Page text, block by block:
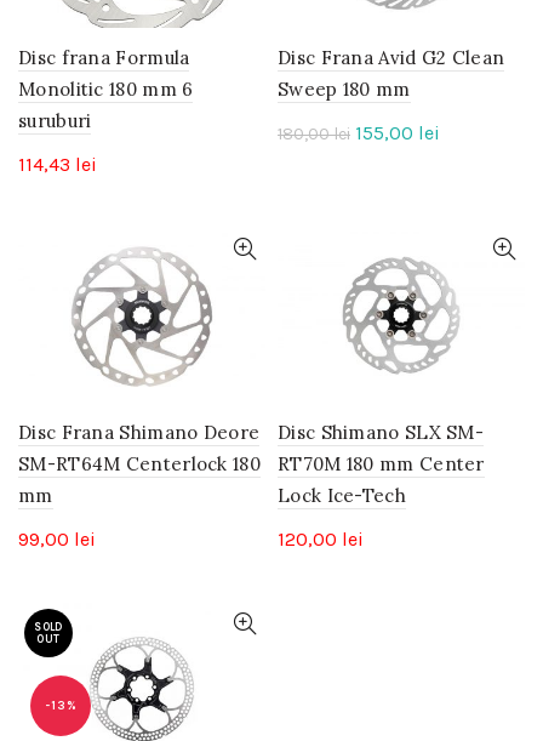
Disc frana Formula
Monolitic 180 mm 6
suruburi
114,43 lei
Disc Frana Avid G2 Clean
Sweep 180 mm
180,00lei Prețul
180,00 lei.
155,00 lei
Disc Frana Shimano Deore
SM-RT64M Centerlock 180
mm
99,00 lei
Disc Shimano SLX SM-
RT70M 180 mm Center
Lock Ice-Tech
120,00 lei
-13%
SOLD
OUT